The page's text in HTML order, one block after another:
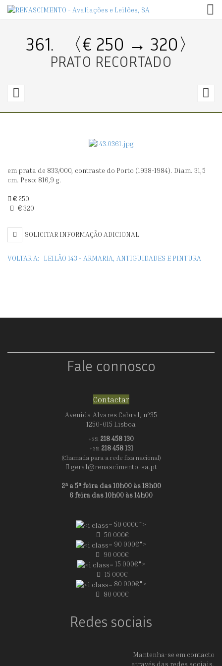
361. 〈€ 250 → 320〉
PRATO RECORTADO
〈€
OITO
em prata de 833/000, contraste do Porto (1938-1984). Diam. 31,5
cm. Peso: 816,9 g.
€ 250
€320
SOLICITAR INFORMAÇÃO ADICIONAL
VOLTAR A: LEILÃO 143 - ARMARIA, ANTIGUIDADES E PINTURA
Fale connosco
Contactar
Avenida Alvares Cabral, nº35
1250-015 Lisboa
+351 218 458 130
+351 218 458 131
(Chamada para a rede fixa nacional)
geral@renascimento-sa.pt
2ª a 5ª feira das 10h00 às 18h00
6 feira das 10h00 às 14h00
50 000€">
50 000€
90 000€">
90 000€
15 000€">
15 000€
80 000€">
80 000€
Redes sociais
Mantenha-se em contacto
através das redes sociais.